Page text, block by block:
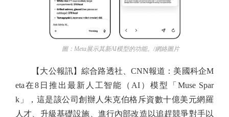
圖：Meta展示其新AI模型的功能。/網絡圖片
【大公報訊】綜合路透社、CNN報道：美國科企M
eta在8日推出最新人工智能（AI）模型「Muse Spar
k」，這是該公司創辦人朱克伯格斥資數十億美元網羅
人才、升級基礎設施、進行內部改造以追趕競爭對手以